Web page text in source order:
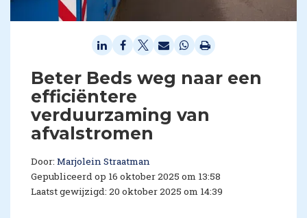
Beter Beds weg naar een
efficiëntere
verduurzaming van
afvalstromen
Door: Marjolein Straatman
Gepubliceerd op 16 oktober 2025 om 13:58
Laatst gewijzigd: 20 oktober 2025 om 14:39